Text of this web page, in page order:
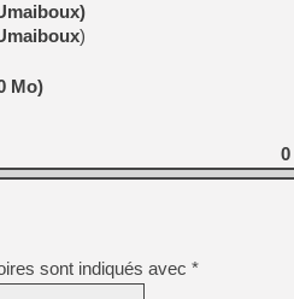
)
Mo)
0
sont indiqués avec *